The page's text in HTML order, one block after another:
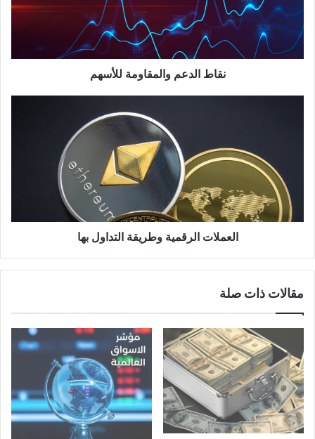
نقاط الدعم والمقاومة للأسهم
العملات الرقمية وطريقة التداول بها
مقالات ذات صلة